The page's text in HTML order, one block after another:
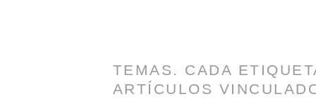
TEMAS. CADA
ARTÍCULOS